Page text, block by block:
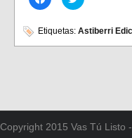
clic
en
Facebook
(Se
clic
en
(Se
Etiquetas: Astiberri
Copyright 2015 Vas Tú Listo